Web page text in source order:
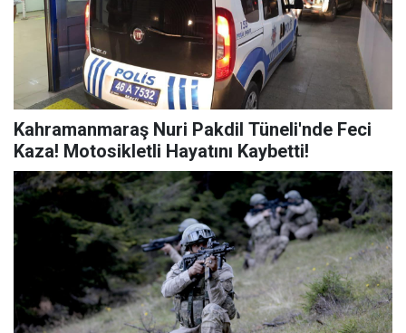
Kahramanmaraş Nuri Pakdil Tüneli'nde Feci
Kaza! Motosikletli Hayatını Kaybetti!